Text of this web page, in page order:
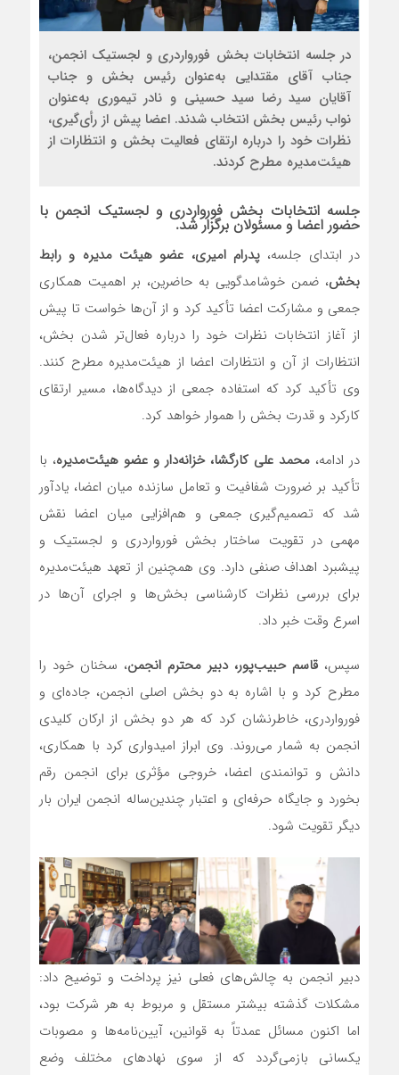
در جلسه انتخابات بخش فورواردری و لجستیک انجمن،
جناب آقای مقتدایی به‌عنوان رئیس بخش و جناب
آقایان سید رضا سید حسینی و نادر تیموری به‌عنوان
نواب رئیس بخش انتخاب شدند. اعضا پیش از رأی‌گیری،
نظرات خود را درباره ارتقای فعالیت بخش و انتظارات از
هیئت‌مدیره مطرح کردند.
جلسه انتخابات بخش فورواردری و لجستیک انجمن با
حضور اعضا و مسئولان برگزار شد.
در ابتدای جلسه، پدرام امیری، عضو هیئت مدیره و رابط
بخش، ضمن خوشامدگویی به حاضرین، بر اهمیت همکاری
جمعی و مشارکت اعضا تأکید کرد و از آن‌ها خواست تا پیش
از آغاز انتخابات نظرات خود را درباره فعال‌تر شدن بخش،
انتظارات از آن و انتظارات اعضا از هیئت‌مدیره مطرح کنند.
وی تأکید کرد که استفاده جمعی از دیدگاه‌ها، مسیر ارتقای
کارکرد و قدرت بخش را هموار خواهد کرد.
در ادامه، محمد علی کارگشا، خزانه‌دار و عضو هیئت‌مدیره، با
تأکید بر ضرورت شفافیت و تعامل سازنده میان اعضا، یادآور
شد که تصمیم‌گیری جمعی و هم‌افزایی میان اعضا نقش
مهمی در تقویت ساختار بخش فورواردری و لجستیک و
پیشبرد اهداف صنفی دارد. وی همچنین از تعهد هیئت‌مدیره
برای بررسی نظرات کارشناسی بخش‌ها و اجرای آن‌ها در
اسرع وقت خبر داد.
سپس، قاسم حبیب‌پور، دبیر محترم انجمن، سخنان خود را
مطرح کرد و با اشاره به دو بخش اصلی انجمن، جاده‌ای و
فورواردری، خاطرنشان کرد که هر دو بخش از ارکان کلیدی
انجمن به شمار می‌روند. وی ابراز امیدواری کرد با همکاری،
دانش و توانمندی اعضا، خروجی مؤثری برای انجمن رقم
بخورد و جایگاه حرفه‌ای و اعتبار چندین‌ساله انجمن ایران بار
دیگر تقویت شود.
دبیر انجمن به چالش‌های فعلی نیز پرداخت و توضیح داد:
مشکلات گذشته بیشتر مستقل و مربوط به هر شرکت بود،
اما اکنون مسائل عمدتاً به قوانین، آیین‌نامه‌ها و مصوبات
یکسانی بازمی‌گردد که از سوی نهادهای مختلف وضع